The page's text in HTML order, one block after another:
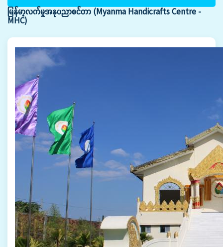
မြန်မာ့လက်မှုအနုပညာစင်တာ (Myanma Handicrafts Centre -
MHC)